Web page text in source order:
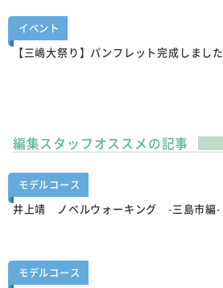
イベント
【三嶋大祭り】パンフレット完成しました
編集スタッフオススメの記事
モデルコース
井上靖 ノベルウォーキング -三島市編-
モデルコース